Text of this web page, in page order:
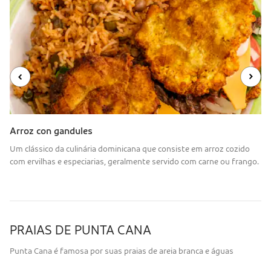
Arroz con gandules
Um clássico da culinária dominicana que consiste em arroz cozido
com ervilhas e especiarias, geralmente servido com carne ou frango.
PRAIAS DE PUNTA CANA
Punta Cana é famosa por suas praias de areia branca e águas